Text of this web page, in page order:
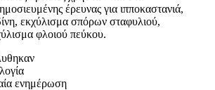
έρευνας για ιπποκαστανιά,
εκχύλισμα σπόρων σταφυλιού,
φλοιού πεύκου.
ενημέρωση